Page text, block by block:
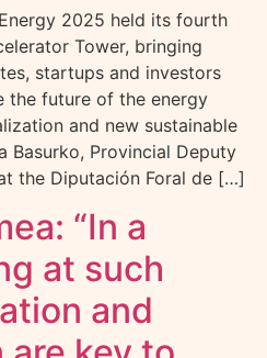
2025 held its fourth
Tower, bringing
startups and investors
the future of the energy
and new sustainable
Provincial Deputy
the Diputación Foral de […]
“In a
at such
and